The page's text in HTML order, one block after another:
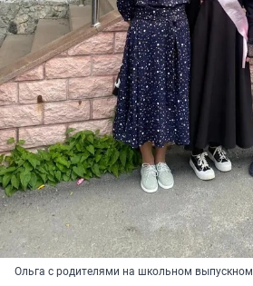
Ольга с родителями на школьном выпускном